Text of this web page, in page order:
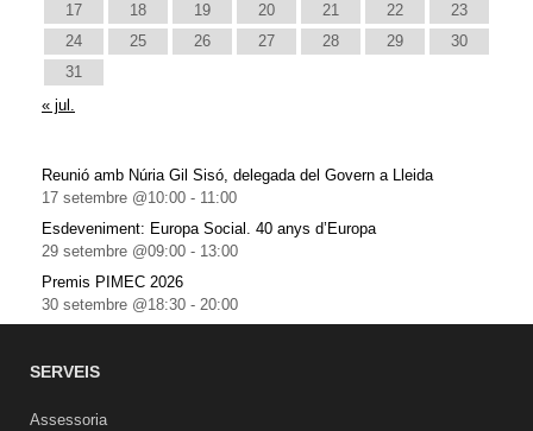
17
18 19 20 21 22
23
24
25 26 27 28 29
30
31
« jul.
Reunió amb Núria Gil Sisó, delegada del Govern a Lleida
17 setembre @10:00 - 11:00
Esdeveniment: Europa Social. 40 anys d’Europa
29 setembre @09:00 - 13:00
Premis PIMEC 2026
30 setembre @18:30 - 20:00
SERVEIS
Assessoria